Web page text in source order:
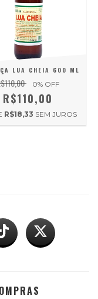
LUA CHEIA 600 ML
0% OFF
R$110,00
R$18,33 SEM JUROS